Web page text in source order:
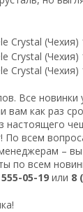
Все новинки
вам как раз
настоящего
По всем
– вы
по всем
05-19 или 8